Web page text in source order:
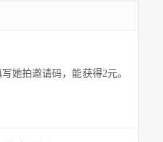
她拍邀请码，能获得2元。